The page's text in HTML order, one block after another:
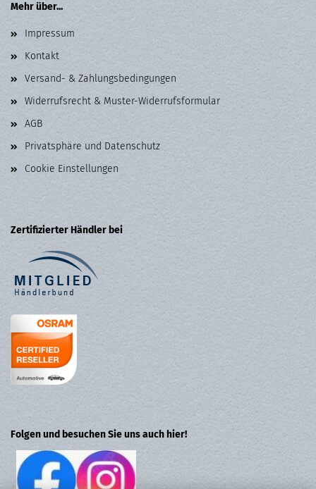
Mehr über...
Impressum
Kontakt
Versand- & Zahlungsbedingungen
Widerrufsrecht & Muster-Widerrufsformular
AGB
Privatsphäre und Datenschutz
Cookie Einstellungen
Zertifizierter Händler bei
Folgen und besuchen Sie uns auch hier!